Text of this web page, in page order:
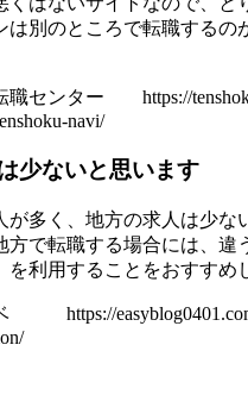
は別のところで転職するの
職センター https://
navi/
少ないと思います
が多く、地方の求人は少な
方で転職する場合には、違
を利用することをおすすめ
https://